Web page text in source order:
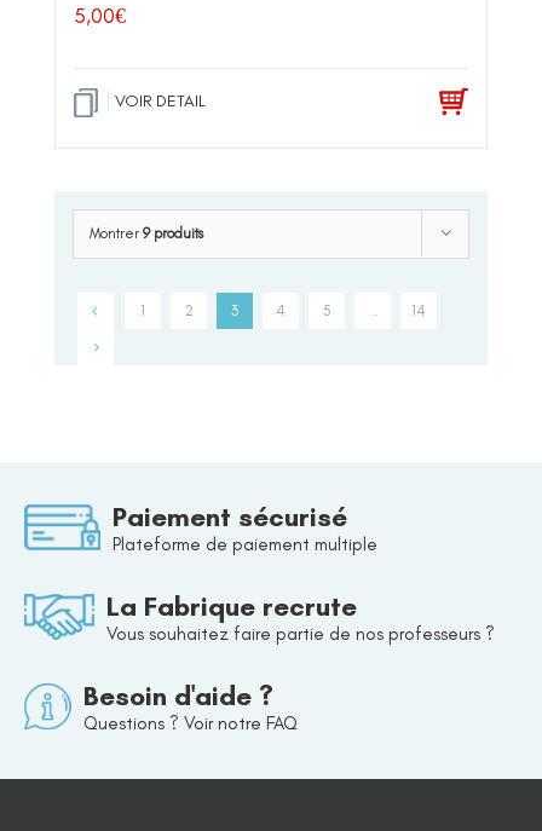
5,00€
VOIR DETAIL
Montrer 9 produits
1 2 3 4 5 14
Paiement sécurisé
Plateforme de paiement multiple
La Fabrique recrute
Vous souhaitez faire partie de nos professeurs ?
Besoin d'aide ?
Questions ? Voir notre FAQ